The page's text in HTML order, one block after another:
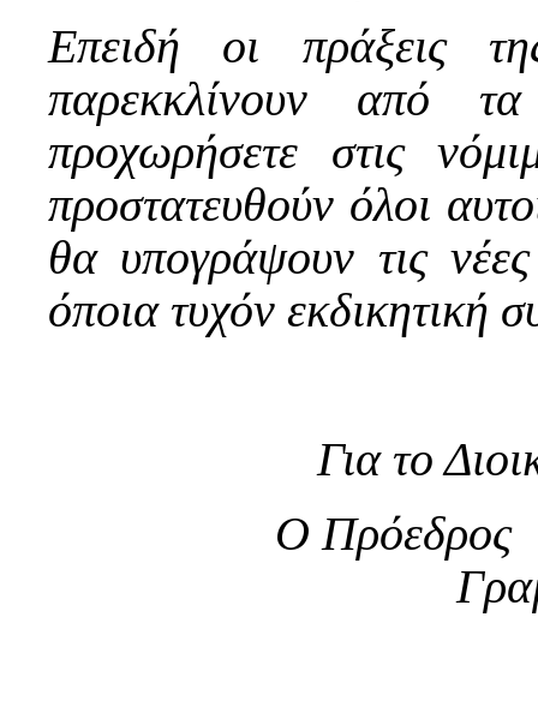
Επειδή οι πράξεις
παρεκκλίνουν από
προχωρήσετε στις
προστατευθούν όλοι
θα υπογράψουν τις
όποια τυχόν εκδικητική
Για το
Ο